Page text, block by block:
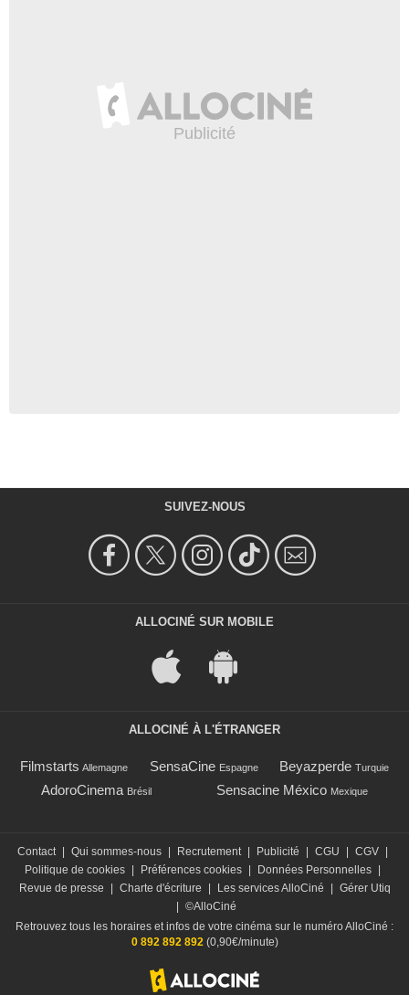
SUIVEZ-NOUS
ALLOCINÉ SUR MOBILE
ALLOCINÉ À L'ÉTRANGER
Filmstarts Allemagne SensaCine Espagne Beyazperde Turquie
AdoroCinema Brésil Sensacine México Mexique
Contact Qui sommes-nous Recrutement Publicité CGU CGV
Politique de cookies
Préférences cookies Données Personnelles
Revue de presse
Charte d'écriture Les services AlloCiné
Gérer Utiq
©AlloCiné
Retrouvez tous les horaires et infos de votre cinéma sur le numéro AlloCiné :
0 892 892 892(0,90€/minute)